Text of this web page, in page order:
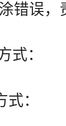
误，
：
：